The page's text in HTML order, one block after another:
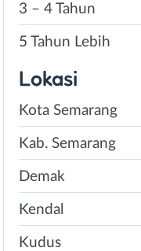
3 – 4 Tahun
5 Tahun Lebih
Lokasi
Kota Semarang
Kab. Semarang
Demak
Kendal
Kudus